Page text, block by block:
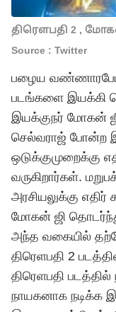
திரெளபதி 2 ,
Source : Twitter
பழைய
படங்களை இயக்கி
இயக்குநர் மோகன்
செல்வராஜ் போன்ற
ஒடுக்குமுறைக்கு
வருகிறார்கள்.
அரசியலுக்கு
மோகன் ஜி தொடர்ந்து
அந்த வகையில்
திரெளபதி 2
திரெளபதி படத்தில்
நாயகனாக நடிக்க